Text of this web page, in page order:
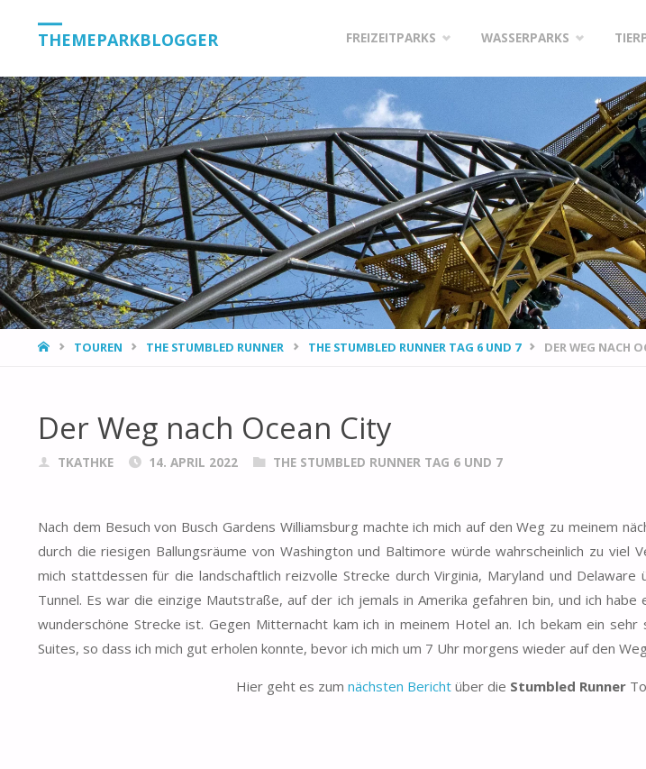
THEMEPARKBLOGGER
content
FREIZEITPARKS WASSERPARKS
HOMETOUREN THE STUMBLED RUNNER THE STUMBLED RUNNER TAG 6 UND 7 DER WEG NACH
Der Weg nach Ocean City
TKATHKE 14. APRIL 2022 THE STUMBLED RUNNER TAG 6 UND 7
Nach dem Besuch von Busch Gardens Williamsburg machte ich mich auf den Weg zu meinem
durch die riesigen Ballungsräume von Washington und Baltimore würde wahrscheinlich zu viel
mich stattdessen für die landschaftlich reizvolle Strecke durch Virginia, Maryland und Delaware
Tunnel. Es war die einzige Mautstraße, auf der ich jemals in Amerika gefahren bin, und ich
wunderschöne Strecke ist. Gegen Mitternacht kam ich in meinem Hotel an. Ich bekam ein
Suites, so dass ich mich gut erholen konnte, bevor ich mich um 7 Uhr morgens wieder auf den
Hier geht es zum nächsten Berichtüber die Stumbled Runner